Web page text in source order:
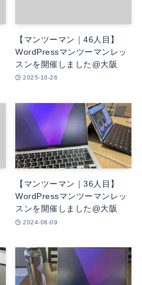
【マンツーマン｜46人目】
WordPressマンツーマンレッ
スンを開催しました@大阪
2025-10-26
【マンツーマン｜36人目】
WordPressマンツーマンレッ
スンを開催しました@大阪
2024-08-09